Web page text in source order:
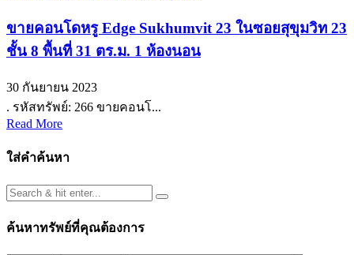
ขายคอนโดหรู Edge Sukhumvit 23 ในซอยสุขุมวิท 23
ชั้น 8 พื้นที่ 31 ตร.ม. 1 ห้องนอน
30 กันยายน 2023
. รหัสทรัพย์: 266 ขายคอนโ...
Read More
ใส่คำค้นหา
ค้นหาทรัพย์ที่คุณต้องการ